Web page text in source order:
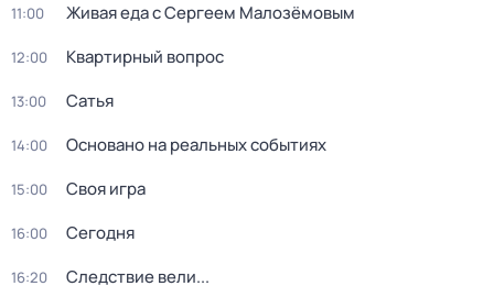
11:00 Живая еда с Сергеем Малозёмовым
12:00 Квартирный вопрос
13:00 Сатья
14:00 Основано на реальных событиях
15:00 Своя игра
16:00 Сегодня
16:20 Следствие вели...